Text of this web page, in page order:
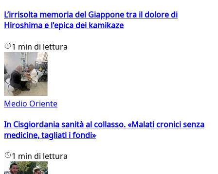
L’irrisolta memoria del Giappone tra il dolore di
Hiroshima e l'epica dei kamikaze
1 min di lettura
Medio Oriente
In Cisgiordania sanità al collasso. «Malati cronici senza
medicine, tagliati i fondi»
1 min di lettura